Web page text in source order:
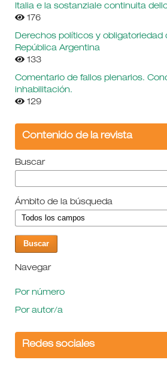
Italia e la sostanziale continuita
176
Derechos políticos y obligatoriedad
República Argentina
133
Comentario de fallos plenarios.
inhabilitación.
129
Contenido de la revista
Buscar
Ámbito de la búsqueda
Navegar
Por número
Por autor/a
Redes sociales